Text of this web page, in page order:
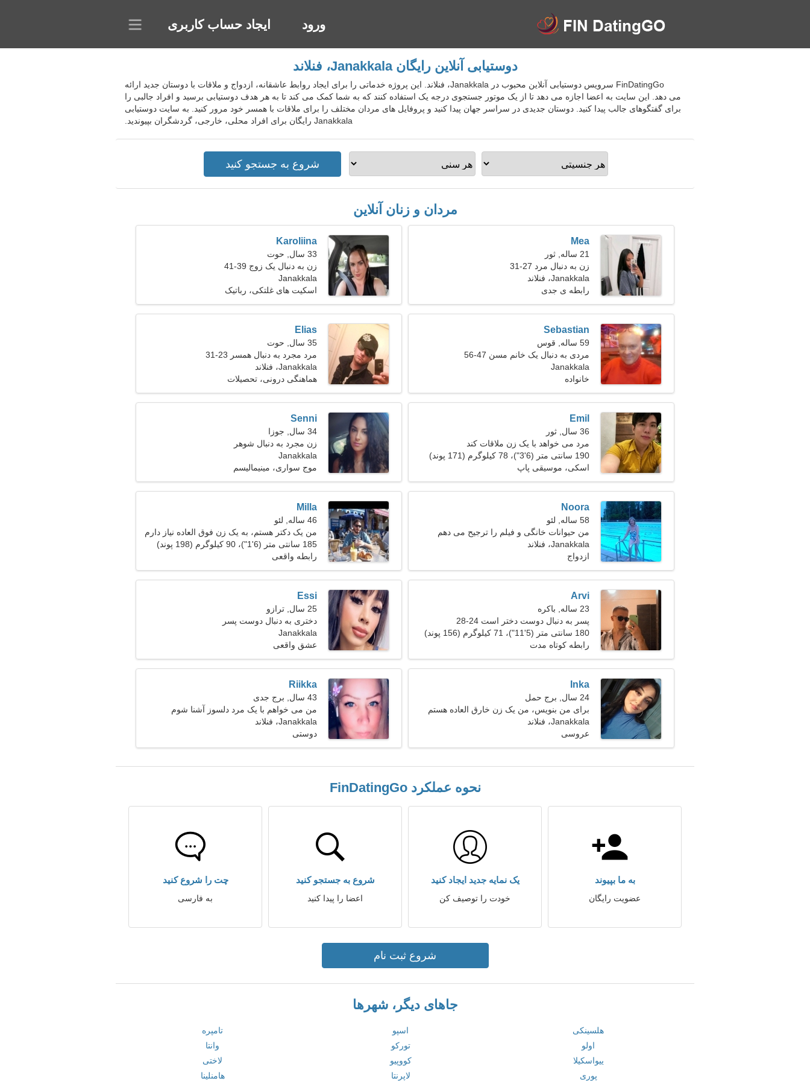
ورود ایجاد حساب کاربری
دوستیابی آنلاین رایگان Janakkala، فنلاند
FinDatingGo سرویس دوستیابی آنلاین محبوب در Janakkala، فنلاند. این پروژه خدماتی را برای ایجاد روابط عاشقانه، ازدواج و ملاقات با دوستان جدید ارائه
می دهد. این سایت به اعضا اجازه می دهد تا از یک موتور جستجوی درجه یک استفاده کنند که به شما کمک می کند تا به هر هدف دوستیابی برسید و افراد جالبی را
برای گفتگوهای جالب پیدا کنید. دوستان جدیدی در سراسر جهان پیدا کنید و پروفایل های مردان مختلف را برای ملاقات با همسر خود مرور کنید. به سایت دوستیابی
Janakkala رایگان برای افراد محلی، خارجی، گردشگران بپیوندید.
مردان و زنان آنلاین
Mea
21 ساله, ثور
زن به دنبال مرد 27-31
Janakkala، فنلاند
رابطه ی جدی
Karoliina
33 سال, حوت
زن به دنبال یک زوج 39-41
Janakkala
اسکیت های غلتکی، رباتیک
Sebastian
59 ساله, قوس
مردی به دنبال یک خانم مسن 47-56
Janakkala
خانواده
Elias
35 سال, حوت
مرد مجرد به دنبال همسر 23-31
Janakkala، فنلاند
هماهنگی درونی، تحصیلات
Emil
36 سال, ثور
مرد می خواهد با یک زن ملاقات کند
190 سانتی متر (6'3")، 78 کیلوگرم (171 پوند)
اسکی، موسیقی پاپ
Senni
34 سال, جوزا
زن مجرد به دنبال شوهر
Janakkala
موج سواری، مینیمالیسم
Noora
58 ساله, لئو
من حیوانات خانگی و فیلم را ترجیح می دهم
Janakkala، فنلاند
ازدواج
Milla
46 ساله, لئو
من یک دکتر هستم، به یک زن فوق العاده نیاز دارم
185 سانتی متر (6'1")، 90 کیلوگرم (198 پوند)
رابطه واقعی
Arvi
23 ساله, باکره
پسر به دنبال دوست دختر است 24-28
180 سانتی متر (5'11")، 71 کیلوگرم (156 پوند)
رابطه کوتاه مدت
Essi
25 سال, ترازو
دختری به دنبال دوست پسر
Janakkala
عشق واقعی
Inka
24 سال, برج حمل
برای من بنویس، من یک زن خارق العاده هستم
Janakkala، فنلاند
عروسی
Riikka
43 سال, برج جدی
من می خواهم با یک مرد دلسوز آشنا شوم
Janakkala، فنلاند
دوستی
نحوه عملکرد FinDatingGo
به ما بپیوند
عضویت رایگان
یک نمایه جدید ایجاد کنید
خودت را توصیف کن
شروع به جستجو کنید
اعضا را پیدا کنید
چت را شروع کنید
به فارسی
شروع ثبت نام
جاهای دیگر، شهرها
هلسینکی اسپو
تامپره
اولو
تورکو
وانتا
ییواسکیلا
کووپیو
لاختی
پوری
لاپرنتا هامنلینا